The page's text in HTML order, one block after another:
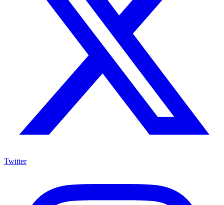
Twitter